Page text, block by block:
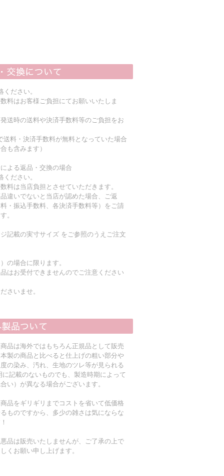
ださい。
料はお客様ご負担にてお願いいたしま
送時の送料や決済手数料等のご負担をお
料・決済手数料が無料となっていた場合
も含みます）
よる返品・交換の場合
ださい。
料は当店負担とさせていただきます。
違いでないと当店が認めた場合、ご返
・振込手数料、各決済手数料等）をご請
。
記載の実寸サイズ をご参照のうえご注文
の場合に限ります。
はお受付できませんのでご注意ください
さいませ。
品は海外ではもちろん正規品として販売
製の商品と比べると仕上げの粗い部分や
の染み、汚れ、生地のツレ等が見られる
記載のないものでも、製造時期によって
い）が異なる場合がございます。
品をギリギリまでコストを省いて低価格
ものですから、多少の雑さは気にならな
品は販売いたしませんが、ご了承の上で
くお願い申し上げます。